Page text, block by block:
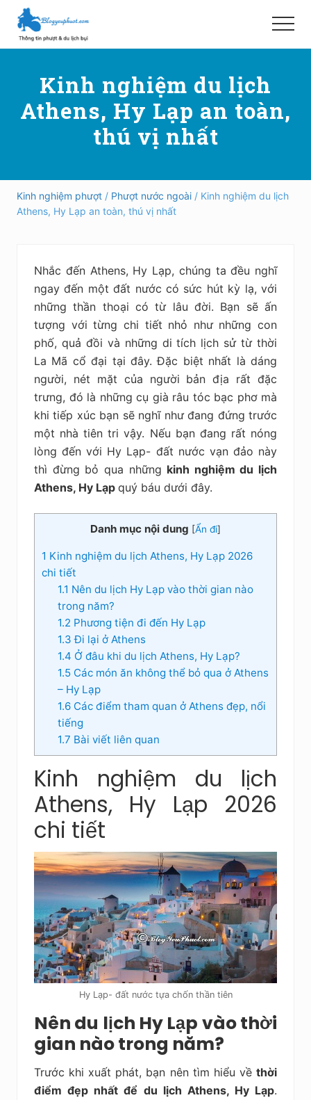
Menu
Skip
main
qua
primary
Hướng
phượt,
lịch
và
ngoài
nước
an
nghiệm,
kiệm
Menu
Kinh nghiệm du lịch
Athens, Hy Lạp an toàn,
thú vị nhất
Kinh nghiệm phượt / Phượt nước ngoài / Kinh nghiệm du lịch
Athens, Hy Lạp an toàn, thú vị nhất
Nhắc đến Athens, Hy Lạp, chúng ta đều nghĩ
ngay đến một đất nước có sức hút kỳ lạ, với
những thần thoại có từ lâu đời. Bạn sẽ ấn
tượng với từng chi tiết nhỏ như những con
phố, quả đồi và những di tích lịch sử từ thời
La Mã cổ đại tại đây. Đặc biệt nhất là dáng
người, nét mặt của người bản địa rất đặc
trưng, đó là những cụ già râu tóc bạc phơ mà
khi tiếp xúc bạn sẽ nghĩ như đang đứng trước
một nhà tiên tri vậy. Nếu bạn đang rất nóng
lòng đến với Hy Lạp- đất nước vạn đảo này
thì đừng bỏ qua những kinh nghiệm du lịch
Athens, Hy Lạp quý báu dưới đây.
Danh mục nội dung [Ẩn đi]
1 Kinh nghiệm du lịch Athens, Hy Lạp 2026
chi tiết
1.1 Nên du lịch Hy Lạp vào thời gian nào
trong năm?
1.2 Phương tiện đi đến Hy Lạp
1.3 Đi lại ở Athens
1.4 Ở đâu khi du lịch Athens, Hy Lạp?
1.5Các món ăn không thể bỏ qua ở Athens
– Hy Lạp
1.6Các điểm tham quan ở Athens đẹp, nổi
tiếng
1.7 Bài viết liên quan
Kinh nghiệm du lịch
Athens, Hy Lạp 2026
chi tiết
Hy Lạp- đất nước tựa chốn thần tiên
Nên du lịch Hy Lạp vào thời
gian nào trong năm?
Trước khi xuất phát, bạn nên tìm hiểu về thời
điểm đẹp nhất để du lịch Athens, Hy Lạp.